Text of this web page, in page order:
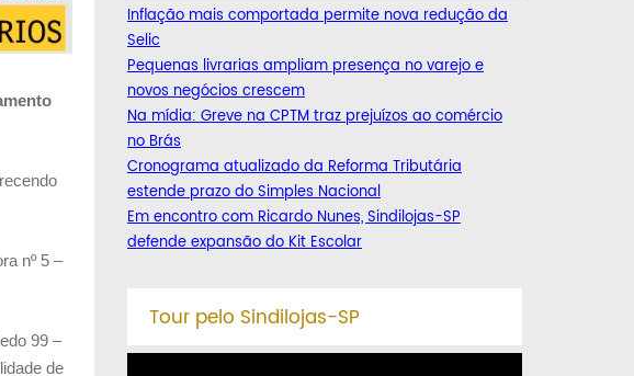
nº 5 –
99 –
de
Inflação mais comportada permite nova redução da
Selic
Pequenas livrarias ampliam presença no varejo e
novos negócios crescem
Na mídia: Greve na CPTM traz prejuízos ao comércio
no Brás
Cronograma atualizado da Reforma Tributária
estende prazo do Simples Nacional
Em encontro com Ricardo Nunes, Sindilojas-SP
defende expansão do Kit Escolar
Tour pelo Sindilojas-SP